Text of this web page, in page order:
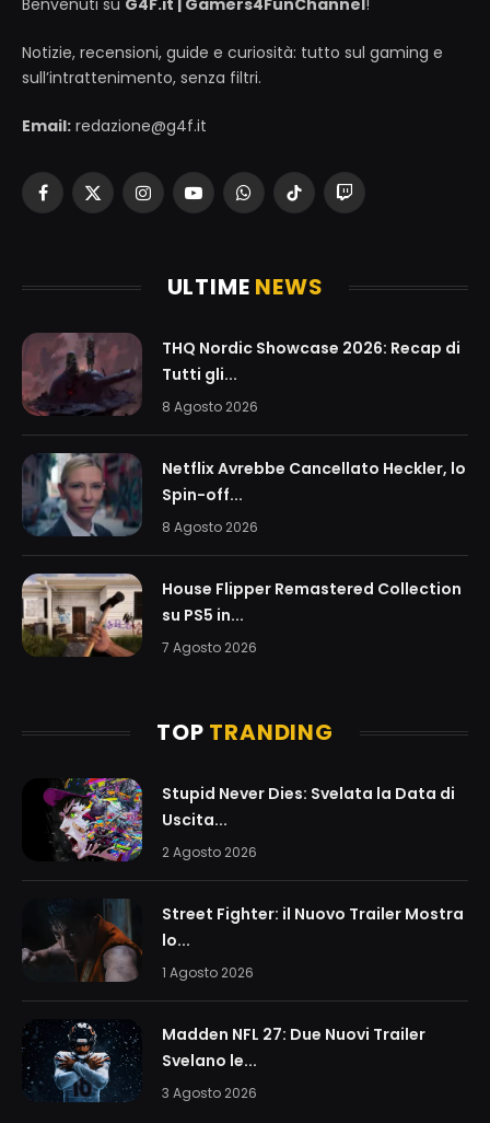
Benvenuti su G4F.it | Gamers4FunChannel!
Notizie, recensioni, guide e curiosità: tutto sul gaming e
sull’intrattenimento, senza filtri.
Email: redazione@g4f.it
Facebook
X
InstagramYouTubeWhatsAppTikTokTwitch
ULTIME NEWS
THQ Nordic Showcase 2026: Recap di
Tutti gli...
8 Agosto 2026
Netflix Avrebbe Cancellato Heckler, lo
Spin-off...
8 Agosto 2026
House Flipper Remastered Collection
su PS5 in...
7 Agosto 2026
TOP TRANDING
Stupid Never Dies: Svelata la Data di
Uscita...
2 Agosto 2026
Street Fighter: il Nuovo Trailer Mostra
lo...
1 Agosto 2026
Madden NFL 27: Due Nuovi Trailer
Svelano le...
3 Agosto 2026